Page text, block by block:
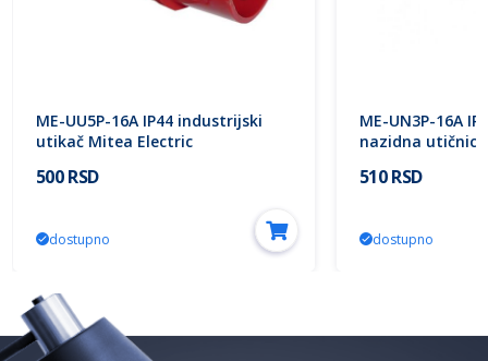
ME-UU5P-16A IP44 industrijski
utikač Mitea Electric
500 RSD
dostupno
ME-UN3P-16A
nazidna
510 RSD
dostupno